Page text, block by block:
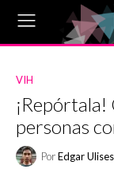
VIH
personas
PorEdgar Ulises